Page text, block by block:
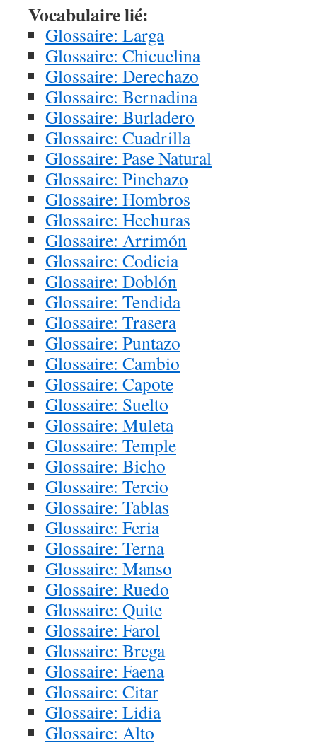
Vocabulaire lié:
Glossaire: Larga
Glossaire: Chicuelina
Glossaire: Derechazo
Glossaire: Bernadina
Glossaire: Burladero
Glossaire: Cuadrilla
Glossaire: Pase Natural
Glossaire: Pinchazo
Glossaire: Hombros
Glossaire: Hechuras
Glossaire: Arrimón
Glossaire: Codicia
Glossaire: Doblón
Glossaire: Tendida
Glossaire: Trasera
Glossaire: Puntazo
Glossaire: Cambio
Glossaire: Capote
Glossaire: Suelto
Glossaire: Muleta
Glossaire: Temple
Glossaire: Bicho
Glossaire: Tercio
Glossaire: Tablas
Glossaire: Feria
Glossaire: Terna
Glossaire: Manso
Glossaire: Ruedo
Glossaire: Quite
Glossaire: Farol
Glossaire: Brega
Glossaire: Faena
Glossaire: Citar
Glossaire: Lidia
Glossaire: Alto